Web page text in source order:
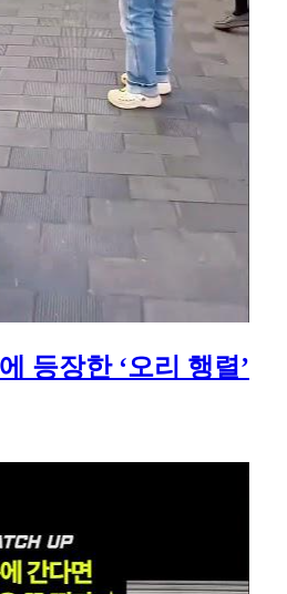
등장한 ‘오리 행렬’